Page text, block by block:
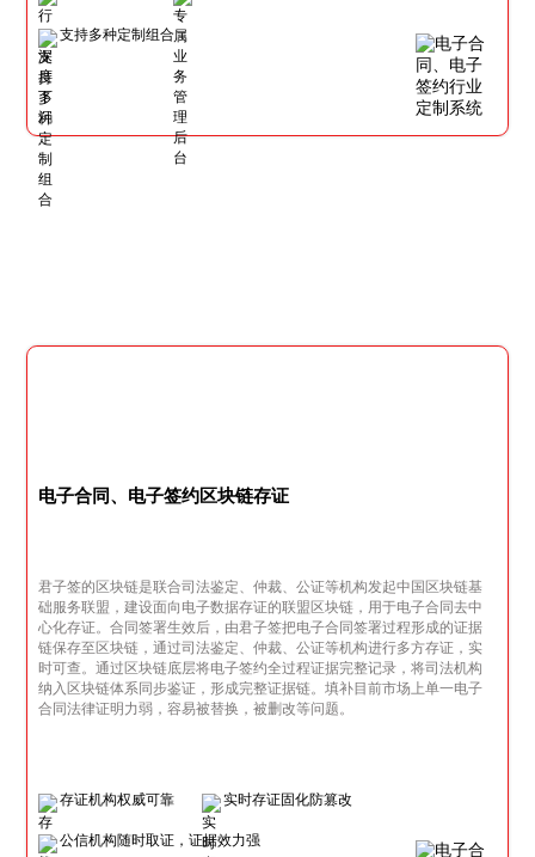
支持多种定制组合
电子合同、电子签约区块链存证
君子签的区块链是联合司法鉴定、仲裁、公证等机构发起中国区块链基
础服务联盟，建设面向电子数据存证的联盟区块链，用于电子合同去中
心化存证。合同签署生效后，由君子签把电子合同签署过程形成的证据
链保存至区块链，通过司法鉴定、仲裁、公证等机构进行多方存证，实
时可查。通过区块链底层将电子签约全过程证据完整记录，将司法机构
纳入区块链体系同步鉴证，形成完整证据链。填补目前市场上单一电子
合同法律证明力弱，容易被替换，被删改等问题。
存证机构权威可靠 实时存证固化防篡改
公信机构随时取证，证据效力强